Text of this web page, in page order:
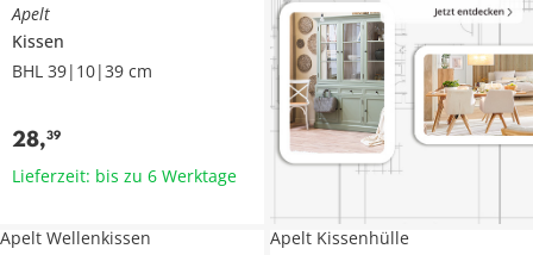
Apelt
Kissen
BHL 39|10|39 cm
28,39
Lieferzeit: bis zu 6 Werktage
Apelt Wellenkissen Apelt Kissenhülle